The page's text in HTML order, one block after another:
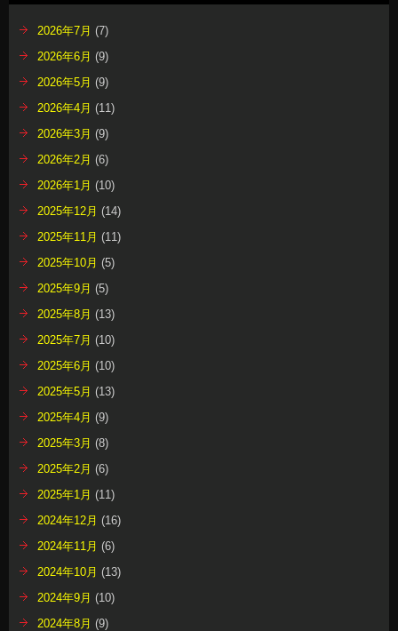
2026年7月 (7)
2026年6月 (9)
2026年5月 (9)
2026年4月 (11)
2026年3月 (9)
2026年2月 (6)
2026年1月 (10)
2025年12月 (14)
2025年11月 (11)
2025年10月 (5)
2025年9月 (5)
2025年8月 (13)
2025年7月 (10)
2025年6月 (10)
2025年5月 (13)
2025年4月 (9)
2025年3月 (8)
2025年2月 (6)
2025年1月 (11)
2024年12月 (16)
2024年11月 (6)
2024年10月 (13)
2024年9月 (10)
2024年8月 (9)